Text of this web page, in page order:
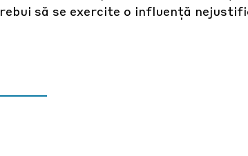
să se exercite o influență